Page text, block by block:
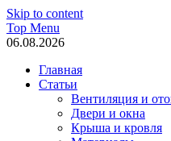
Skip to content
Top Menu
06.08.2026
Главная
Статьи
Вентиляция и
Двери и окна
Крыша и кровля